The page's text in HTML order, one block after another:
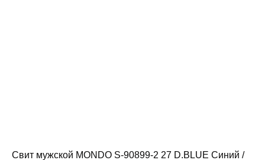
Свит мужской MONDO S-90899-2 27 D.BLUE Синий /